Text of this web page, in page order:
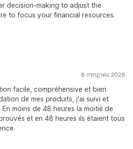
decision-making to adjust the
to focus your financial resources.
8 กรกฎาคม 2026
facile, compréhensive et bien
de mes produits, j'ai suivi et
moins de 48 heures la moitié de
et en 48 heures ils étaient tous